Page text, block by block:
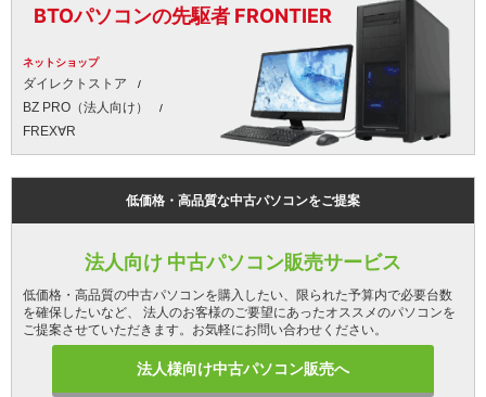
BTOパソコンの先駆者 FRONTIER
ネットショップ
ダイレクトストア
BZ PRO（法人向け）
FREX∀R
低価格・高品質な中古パソコンをご提案
法人向け 中古パソコン販売サービス
低価格・高品質の中古パソコンを購入したい、限られた予算内で必要台数
を確保したいなど、 法人のお客様のご要望にあったオススメのパソコンを
ご提案させていただきます。お気軽にお問い合わせください。
法人様向け中古パソコン販売へ